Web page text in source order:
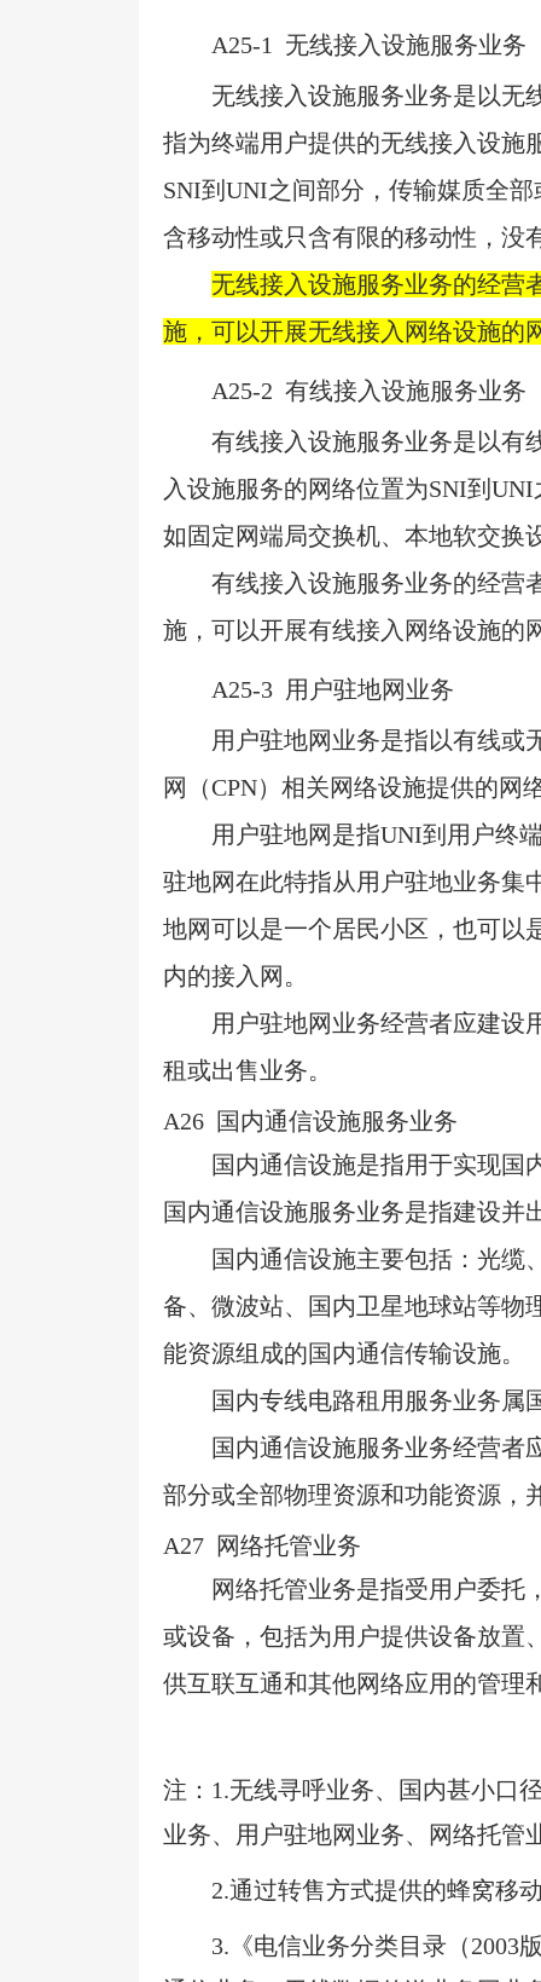
A25-1 无线接入设施服务业务
无线接入设施服务业务是以无
指为终端用户提供的无线接入设施
SNI到 UNI之间部分，传输媒质全
含移动性或只含有限的移动性，没
无线接入设施服务业务的经营
施，可以开展无线接入网络设施的
A25-2 有线接入设施服务业务
有线接入设施服务业务是以有
入设施服务的网络位置为SNI到 UNI
如固定网端局交换机、本地软交换
有线接入设施服务业务的经营
施，可以开展有线接入网络设施的
A25-3 用户驻地网业务
用户驻地网业务是指以有线或
网（CPN）相关网络设施提供的网
用户驻地网是指UNI到用户终
驻地网在此特指从用户驻地业务集
地网可以是一个居民小区，也可以
内的接入网。
用户驻地网业务经营者应建设
租或出售业务。
A26 国内通信设施服务业务
国内通信设施是指用于实现国
国内通信设施服务业务是指建设并
国内通信设施主要包括：光缆
备、微波站、国内卫星地球站等物
能资源组成的国内通信传输设施。
国内专线电路租用服务业务属
国内通信设施服务业务经营者
部分或全部物理资源和功能资源，
A27 网络托管业务
网络托管业务是指受用户委托
或设备，包括为用户提供设备放置
供互联互通和其他网络应用的管理
注： 1.无线寻呼业务、国内甚小口
业务、用户驻地网业务、网络托管
2.通过转售方式提供的蜂窝移
3. 《电信业务分类目录（2003